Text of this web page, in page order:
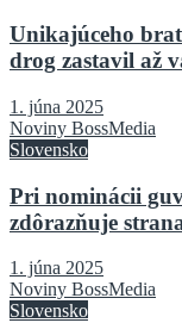
Unikajúceho
drog zastavil až
1. júna 2025
Noviny BossMedia
Slovensko
Pri nominácii
zdôrazňuje
1. júna 2025
Noviny BossMedia
Slovensko